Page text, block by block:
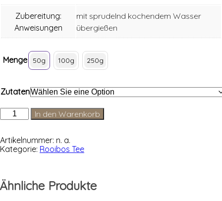
Zubereitung:
Anweisungen
mit sprudelnd kochendem Wasser
übergießen
Menge 50g 100g 250g
Zutaten
Grapefruit
mit
C
Menge
In den Warenkorb
Artikelnummer: n. a.
Kategorie: Rooibos Tee
Ähnliche Produkte